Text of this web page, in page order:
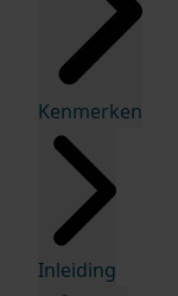
Kenmerken
Inleiding